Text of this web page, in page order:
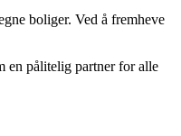
boliger. Ved å fremheve
en pålitelig partner for alle